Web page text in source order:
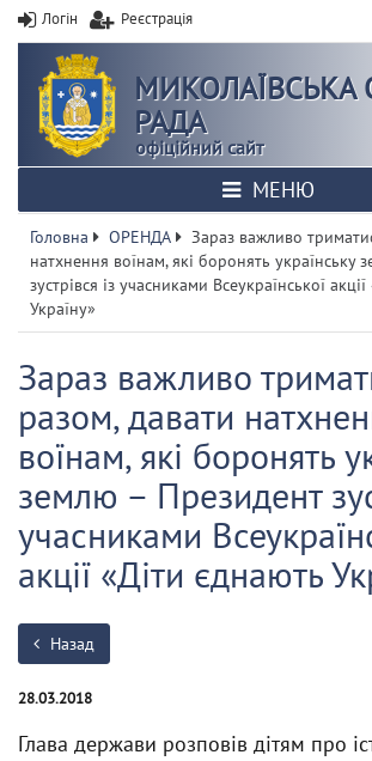
Логін Реєстрація
МИКОЛАЇВСЬКА
РАДА
офіційний сайт
МЕНЮ
Головна ОРЕНДА
Зараз важливо
натхнення воїнам, які боронять українську
зустрівся із учасниками Всеукраїнської
Україну»
Зараз важливо
разом, давати
воїнам, які боронять
землю – Президент
учасниками
акції «Діти єднають
Назад
28.03.2018
Глава держави розповів дітям про